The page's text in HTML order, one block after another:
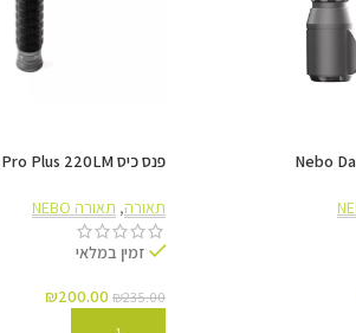
פנס כיס Nebo Big Larry Pro Plus 220LM
תאורה, תאורה NEBO
זמין במלאי
₪235.00
₪200.00